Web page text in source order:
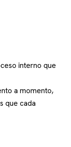
interno que
a momento,
que cada